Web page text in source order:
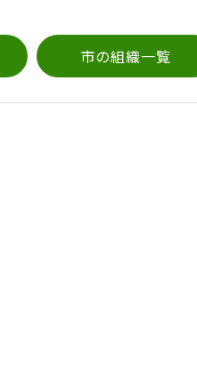
市の組織一覧